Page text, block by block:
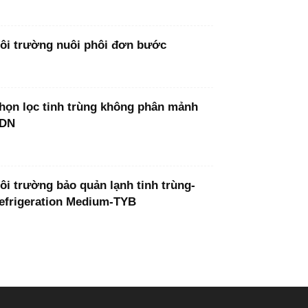
trường nuôi phôi đơn bước
lọc tinh trùng không phân mảnh
trường bảo quản lạnh tinh trùng-
Medium-TYB